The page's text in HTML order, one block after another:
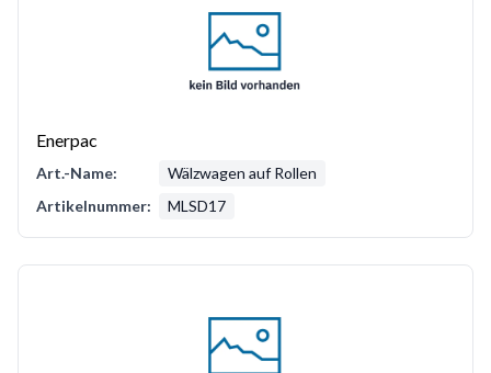
Enerpac
Art.-Name:
Wälzwagen auf Rollen
Artikelnummer:
MLSD17